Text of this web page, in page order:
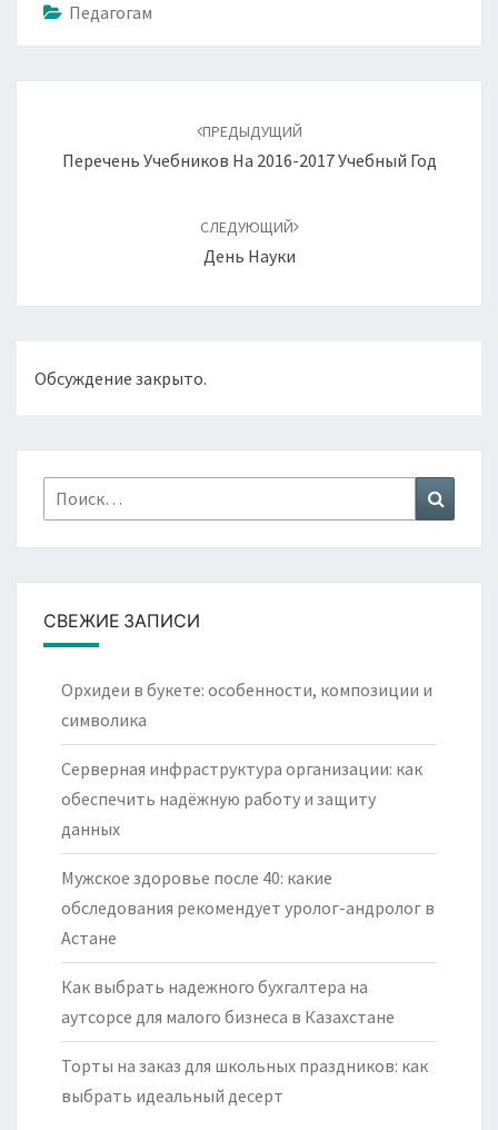
Педагогам
записям
ПРЕДЫДУЩИЙ
Перечень Учебников На 2016-2017 Учебный Год
СЛЕДУЮЩИЙ
День Науки
Обсуждение закрыто.
Найти:
СВЕЖИЕ ЗАПИСИ
Орхидеи в букете: особенности, композиции и
символика
Серверная инфраструктура организации: как
обеспечить надёжную работу и защиту
данных
Мужское здоровье после 40: какие
обследования рекомендует уролог-андролог в
Астане
Как выбрать надежного бухгалтера на
аутсорсе для малого бизнеса в Казахстане
Торты на заказ для школьных праздников: как
выбрать идеальный десерт